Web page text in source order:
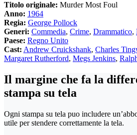
Titolo originale: Murder Most Foul
Anno: 1964
Regia: George Pollock
Generi: Commedia, Crime, Drammatico,
Paese: Regno Unito
Cast: Andrew Cruickshank, Charles
Margaret Rutherford, Megs Jenkins,
Il margine che fa la
stampa su tela
Ogni stampa su tela puo includere
utile per stendere correttamente la tela.